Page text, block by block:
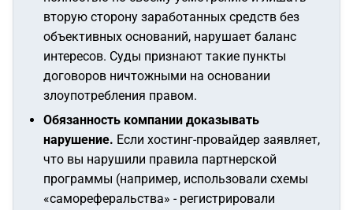
вторую сторону заработанных средств без
объективных оснований, нарушает баланс
интересов. Суды признают такие пункты
договоров ничтожными на основании
злоупотребления правом.
Обязанность компании доказывать
нарушение. Если хостинг-провайдер заявляет,
что вы нарушили правила партнерской
программы (например, использовали схемы
«самореферальства» - регистрировали